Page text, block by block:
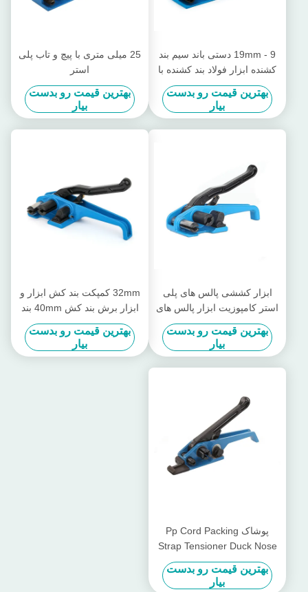
9 - 19mm دستی باند سیم بند
کشنده ابزار فولاد بند کشنده با
برش
بهترین قیمت رو بدست
بیار
25 میلی متری با پیچ و تاب پلی
استر
بهترین قیمت رو بدست
بیار
ابزار کششی پالس های پلی
استر کامپوزیت ابزار پالس های
پلاستیکی
بهترین قیمت رو بدست
بیار
32mm کمپکت بند کش ابزار و
ابزار برش بند کش 40mm بند
کش سیم
بهترین قیمت رو بدست
بیار
پوشاک Pp Cord Packing
Strap Tensioner Duck Nose
Commodity دستی بند کردن بند
کش کش
بهترین قیمت رو بدست
بیار